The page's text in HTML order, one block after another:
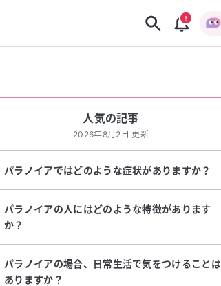
人気の記事
2026年8月2日 更新
パラノイアではどのような症状がありますか？
パラノイアの人にはどのような特徴があります
か？
パラノイアの場合、日常生活で気をつけることは
ありますか？